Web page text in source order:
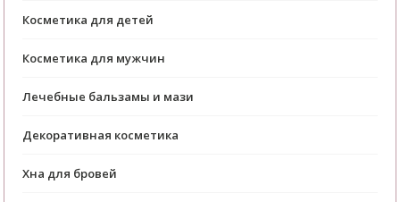
Косметика для детей
Косметика для мужчин
Лечебные бальзамы и мази
Декоративная косметика
Хна для бровей